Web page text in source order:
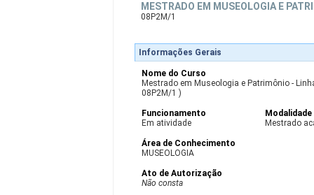
MESTRADO EM MUSEOLOGIA E
08P2M/1
Informações Gerais
Nome do Curso
Mestrado em Museologia e Patrimônio -
08P2M/1 )
Funcionamento
Em atividade
Modalidade
Mestrado
Área de Conhecimento
MUSEOLOGIA
Ato de Autorização
Não consta